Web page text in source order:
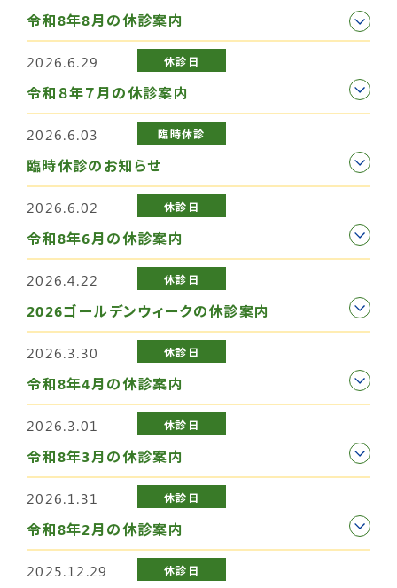
令和8年8月の休診案内
2026.6.29 休診日
令和８年７月の休診案内
2026.6.03 臨時休診
臨時休診のお知らせ
2026.6.02 休診日
令和8年6月の休診案内
2026.4.22 休診日
2026ゴールデンウィークの休診案内
2026.3.30 休診日
令和8年4月の休診案内
2026.3.01 休診日
令和8年3月の休診案内
2026.1.31 休診日
令和8年2月の休診案内
2025.12.29 休診日